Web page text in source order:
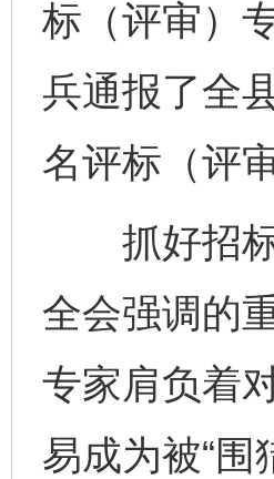
标（评审）
兵通报了全
名评标（评
抓好招标
全会强调的
专家肩负着
易成为被“